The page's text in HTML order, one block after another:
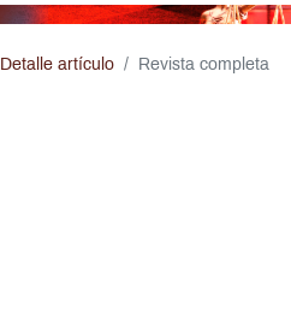
Pasar al contenido principal
Detalle artículo Revista completa